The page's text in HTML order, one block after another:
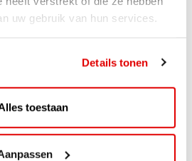
uw gebruik van hun services.
Details tonen
toestaan